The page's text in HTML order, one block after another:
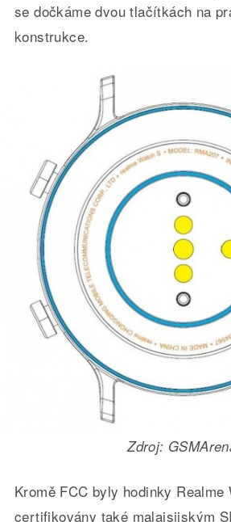
se dočkáme dvou tlačítkách na
konstrukce.
Zdroj:
Kromě FCC byly hodinky Realme
certifikovány také malajsijským